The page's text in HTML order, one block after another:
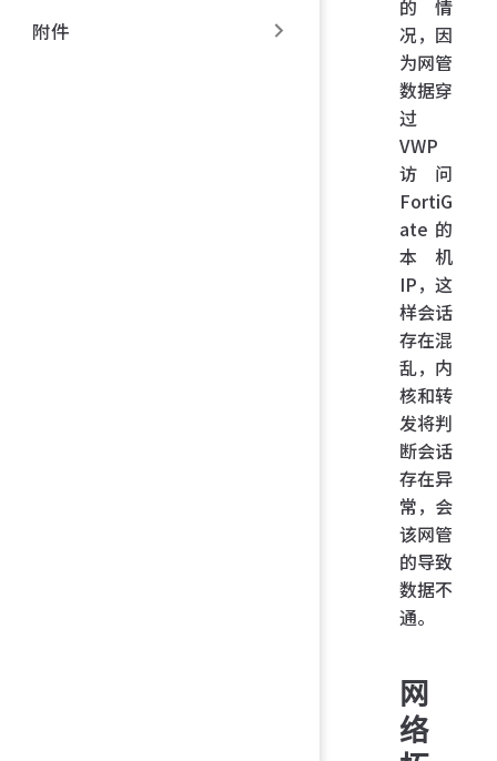
附件
的情
况，因
为网管
数据穿
过
VWP
访问
FortiG
ate 的
本机
IP，这
样会话
存在混
乱，内
核和转
发将判
断会话
存在异
常，会
该网管
的导致
数据不
通。
网
络